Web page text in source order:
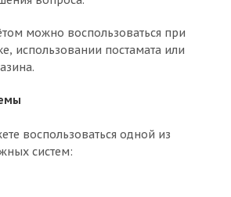
можно воспользоваться при
использовании постамата или
воспользоваться одной из
систем: